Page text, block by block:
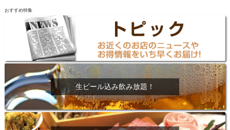
おすすめ特集
生ビール込み飲み放題！